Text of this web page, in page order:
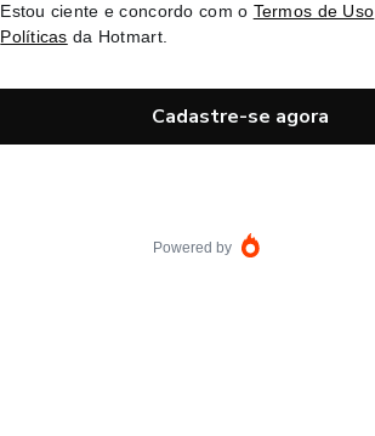
Estou ciente e concordo com o Termos de Uso
Políticas da Hotmart.
Cadastre-se agora
Powered by